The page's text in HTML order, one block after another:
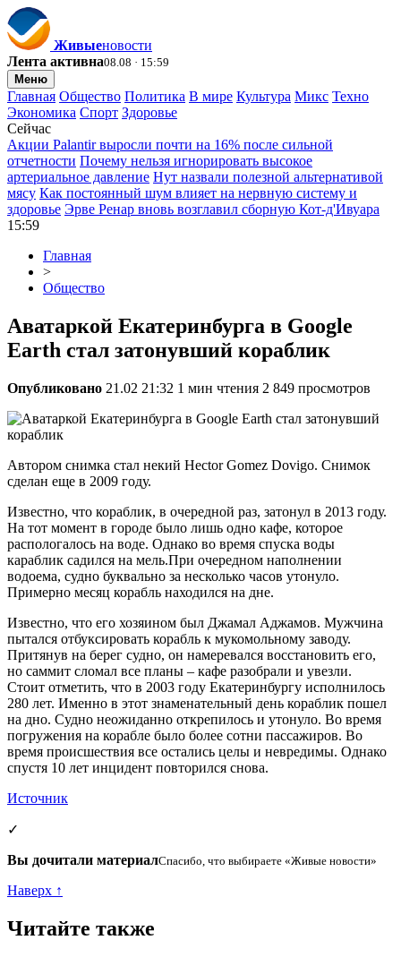
Живыеновости
Лента активна08.08 · 15:59
Меню
Главная Общество Политика В мире Культура Микс Техно
Экономика Спорт Здоровье
Сейчас
Акции Palantir выросли почти на 16% после сильной
отчетности Почему нельзя игнорировать высокое
артериальное давление Нут назвали полезной альтернативой
мясу Как постоянный шум влияет на нервную систему и
здоровье Эрве Ренар вновь возглавил сборную Кот-д'Ивуара
15:59
Главная
>
Общество
Аватаркой Екатеринбурга в Google
Earth стал затонувший кораблик
Опубликовано 21.02 21:32 1 мин чтения 2 849 просмотров
Автором снимка стал некий Hector Gomez Dovigo. Снимок
сделан еще в 2009 году.
Известно, что кораблик, в очередной раз, затонул в 2013 году.
На тот момент в городе было лишь одно кафе, которое
распологалось на воде. Однако во время спуска воды
караблик садился на мель.При очередном наполнении
водоема, судно буквально за несколько часов утонуло.
Примерно месяц корабль находился на дне.
Известно, что его хозяином был Джамал Аджамов. Мужчина
пытался отбуксировать корабль к мукомольному заводу.
Притянув на берег судно, он намеревался восстановить его,
но саммит сломал все планы – кафе разобрали и увезли.
Стоит отметить, что в 2003 году Екатеринбургу исполнилось
280 лет. Именно в этот знаменательный день кораблик пошел
на дно. Судно неожиданно открепилось и утонуло. Во время
погружения на корабле было более сотни пассажиров. Во
время происшествия все остались целы и невредимы. Однако
спустя 10 лет инцидент повторился снова.
Источник
✓
Вы дочитали материалСпасибо, что выбираете «Живые новости»
Наверх ↑
Читайте также